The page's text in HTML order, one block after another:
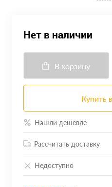
Нет в наличии
В корзину
Купить
Нашли дешевле
Рассчитать доставку
Недоступно